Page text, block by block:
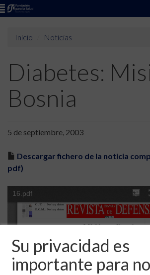
Su privacidad es
importante para
Inicio Noticias
Diabetes:
Bosnia
5 de septiembre, 2003
Descargar fichero de la noticia
pdf)